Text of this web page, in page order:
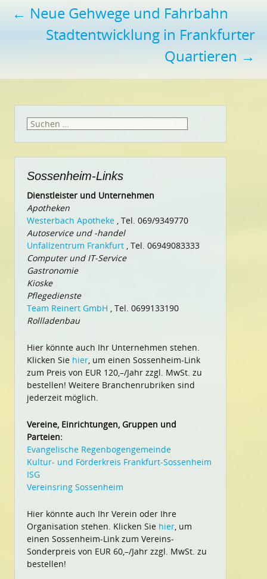
Beitragsnavigation
← Neue Gehwege und Fahrbahn
Stadtentwicklung in Frankfurter
Quartieren →
Suchen
Sossenheim-Links
Dienstleister und Unternehmen
Apotheken
Westerbach Apotheke , Tel. 069/9349770
Autoservice und -handel
Unfallzentrum Frankfurt , Tel. 06949083333
Computer und IT-Service
Gastronomie
Kioske
Pflegedienste
Team Reinert GmbH , Tel. 0699133190
Rollladenbau
Hier könnte auch Ihr Unternehmen stehen.
Klicken Sie hier, um einen Sossenheim-Link
zum Preis von EUR 120,–/Jahr zzgl. MwSt. zu
bestellen! Weitere Branchenrubriken sind
jederzeit möglich.
Vereine, Einrichtungen, Gruppen und
Parteien:
Evangelische Regenbogengemeinde
Kultur- und Förderkreis Frankfurt-Sossenheim
ISG
Vereinsring Sossenheim
Hier könnte auch Ihr Verein oder Ihre
Organisation stehen. Klicken Sie hier, um
einen Sossenheim-Link zum Vereins-
Sonderpreis von EUR 60,–/Jahr zzgl. MwSt. zu
bestellen!